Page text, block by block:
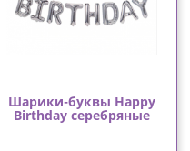
Шарики-буквы Happy
Birthday серебряные